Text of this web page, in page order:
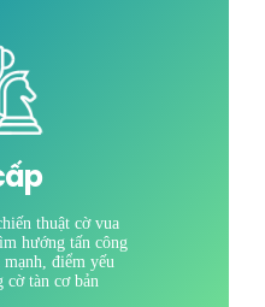
thuật cờ vua
hướng tấn công
điểm yếu
cờ tàn cơ bản